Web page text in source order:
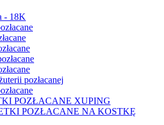
- 18K
pozłacanej
POZŁACANE XUPING
POZŁACANE NA KOSTKĘ